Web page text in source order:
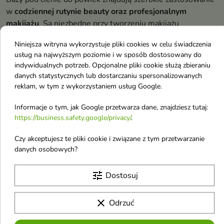
wcodziennej rutynie beauty oraz profesjonalnym
makijażu. Są niezbędne przy tworzeniu makijażu
potrzeby poprawek. W makijażu wieczorowym i technice
"smoky eye" baza zapewnia, że intensywne, ciemne kolory
zachowują swoją głębię przez całą noc.
Szczególnie przydatne okazują się przymakijażu
okolicznościowym, takim jak śluby czy ważne wydarzenia.
Profesjonaliści wykorzystują bazy przy tworzeniu makijażu
powierzchni. Aby Twój wieczorny rytuał był kompletny, po
zmyciu trwałego makijażu warto sięgnąć po aromatyczne
piany do kąpieli, które ukoją zmysły.
Co zyskasz stosując bazę pod cienie?
Główną zaletą stosowania baz jest przedłużenie trwałości
cieni. Zapobiegają one zbieraniu się produktu w
Niniejsza witryna wykorzystuje pliki cookies w celu świadczenia
usług na najwyższym poziomie i w sposób dostosowany do
indywidualnych potrzeb. Opcjonalne pliki cookie służą zbieraniu
danych statystycznych lub dostarczaniu spersonalizowanych
reklam, w tym z wykorzystaniem usług Google.
Informacje o tym, jak Google przetwarza dane, znajdziesz tutaj:
https://business.safety.google/privacy/.
Czy akceptujesz te pliki cookie i związane z tym przetwarzanie
danych osobowych?
tune Dostosuj
clear Odrzuć